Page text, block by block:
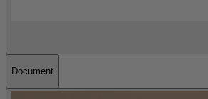
Document